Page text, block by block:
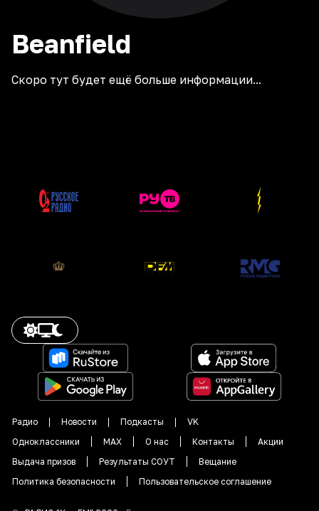
Beanfield
Скоро тут будет ещё больше информации...
Радио Новости Подкасты
VK
Одноклассники
MAX О нас Контакты
Акции
Выдача призов
Результаты СОУТ
Вещание
Политика безопасности
Пользовательское соглашение